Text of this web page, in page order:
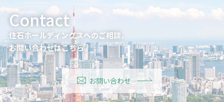
住石ホールディングスへのご相談、
お問い合わせはこちら。
お問い合わせ